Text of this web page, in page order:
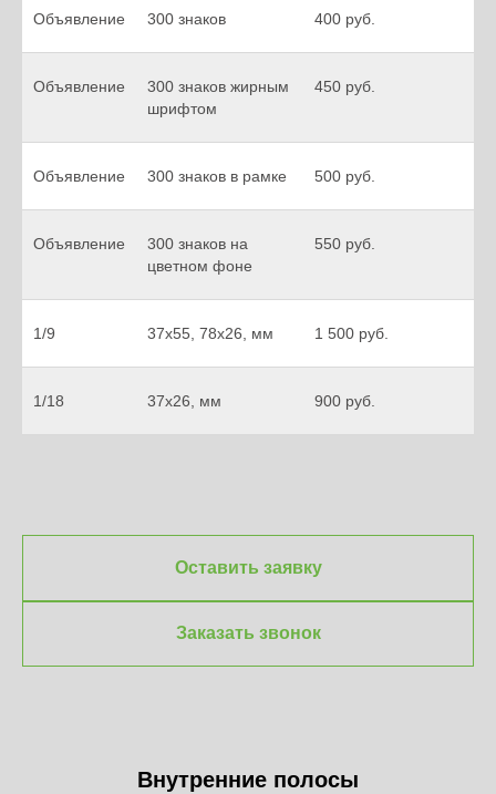
Объявление 300 знаков 400 руб.
Объявление
300 знаков жирным
шрифтом
450 руб.
Объявление 300 знаков в рамке 500 руб.
Объявление
300 знаков на
цветном фоне
550 руб.
1/9 37х55, 78х26, мм 1 500 руб.
1/18 37х26, мм 900 руб.
Оставить заявку
Заказать звонок
Внутренние полосы